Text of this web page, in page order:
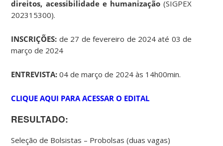
direitos, acessibilidade e humanização (SIGPEX
202315300).
INSCRIÇÕES: de 27 de fevereiro de 2024 até 03 de
março de 2024
ENTREVISTA:04 de março de 2024 às 14h00min.
CLIQUE AQUI PARA ACESSAR O EDITAL
RESULTADO:
Seleção de Bolsistas – Probolsas (duas vagas)